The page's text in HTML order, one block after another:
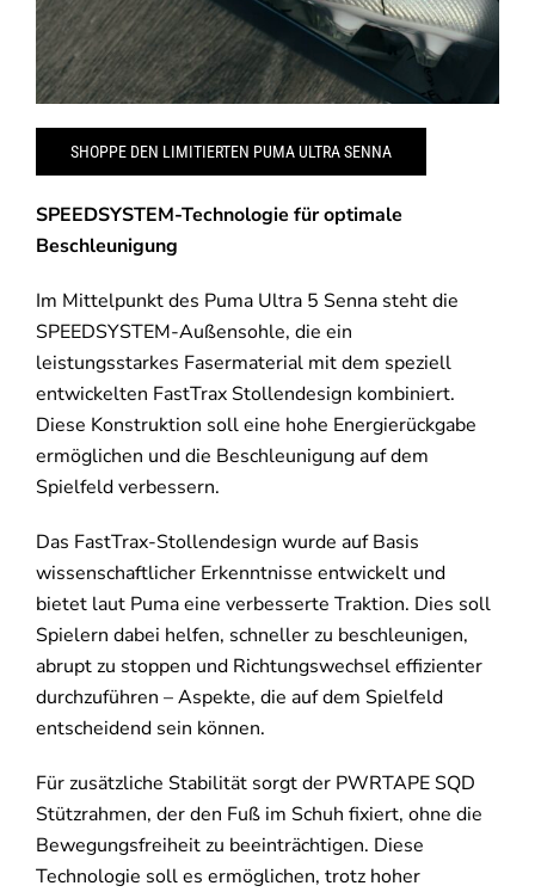
SHOPPE DEN LIMITIERTEN PUMA ULTRA SENNA
SPEEDSYSTEM-Technologie für optimale
Beschleunigung
Im Mittelpunkt des Puma Ultra 5 Senna steht die
SPEEDSYSTEM-Außensohle, die ein
leistungsstarkes Fasermaterial mit dem speziell
entwickelten FastTrax Stollendesign kombiniert.
Diese Konstruktion soll eine hohe Energierückgabe
ermöglichen und die Beschleunigung auf dem
Spielfeld verbessern.
Das FastTrax-Stollendesign wurde auf Basis
wissenschaftlicher Erkenntnisse entwickelt und
bietet laut Puma eine verbesserte Traktion. Dies soll
Spielern dabei helfen, schneller zu beschleunigen,
abrupt zu stoppen und Richtungswechsel effizienter
durchzuführen – Aspekte, die auf dem Spielfeld
entscheidend sein können.
Für zusätzliche Stabilität sorgt der PWRTAPE SQD
Stützrahmen, der den Fuß im Schuh fixiert, ohne die
Bewegungsfreiheit zu beeinträchtigen. Diese
Technologie soll es ermöglichen, trotz hoher